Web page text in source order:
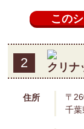
この
2 クリナ
住所
〒
千